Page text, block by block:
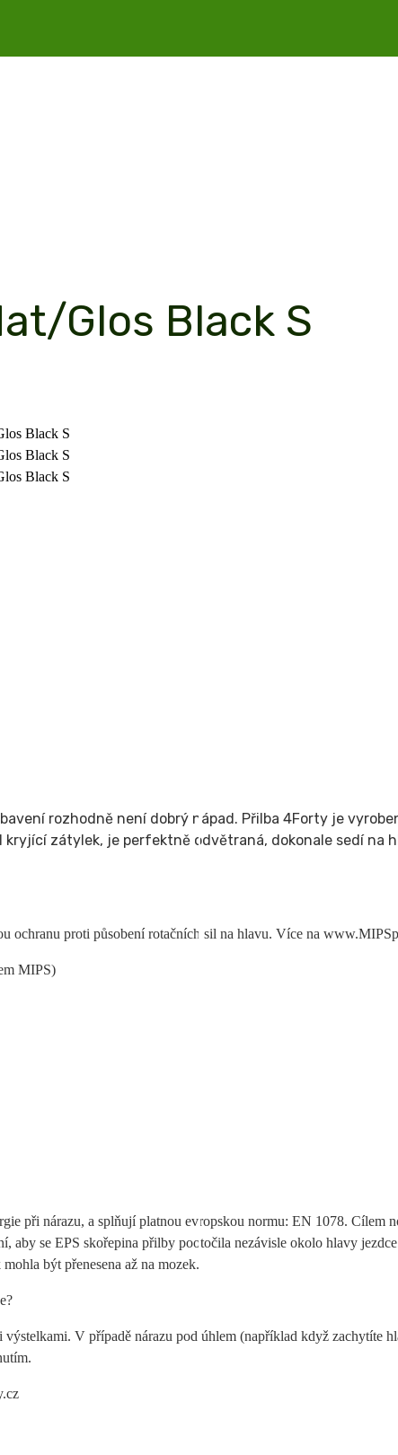
Glos Black S
rozhodně není dobrý nápad. Přilba 4Forty je
zátylek, je perfektně odvětraná, dokonale sedí na
ochranu proti působení rotačních sil na hlavu. Více na
MIPS)
při nárazu, a splňují platnou evropskou normu: EN 1078. Cílem
aby se EPS skořepina přilby pootočila nezávisle okolo hlavy
být přenesena až na mozek.
V případě nárazu pod úhlem (například když zachytíte